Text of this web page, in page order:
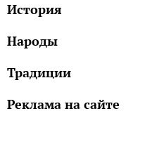
История
Народы
Традиции
Реклама на сайте